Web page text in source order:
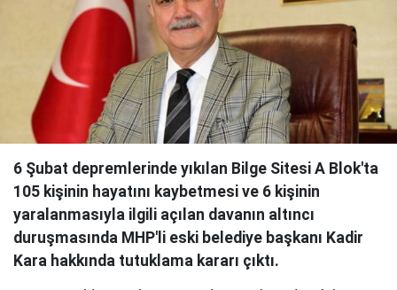
6 Şubat depremlerinde yıkılan Bilge Sitesi A Blok'ta
105 kişinin hayatını kaybetmesi ve 6 kişinin
yaralanmasıyla ilgili açılan davanın altıncı
duruşmasında MHP'li eski belediye başkanı Kadir
Kara hakkında tutuklama kararı çıktı.